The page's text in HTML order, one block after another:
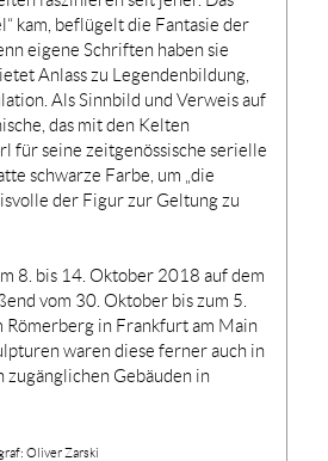
kam, beflügelt die Fantasie der
eigene Schriften haben sie
Anlass zu Legendenbildung,
Als Sinnbild und Verweis auf
das mit den Kelten
für seine zeitgenössische serielle
schwarze Farbe, um „die
der Figur zur Geltung zu
8. bis 14. Oktober 2018 auf dem
vom 30. Oktober bis zum 5.
Römerberg in Frankfurt am Main
waren diese ferner auch in
Gebäuden in
Oliver Zarski